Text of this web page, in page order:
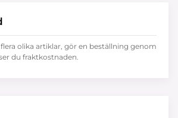
olika artiklar, gör en beställning genom
du fraktkostnaden.